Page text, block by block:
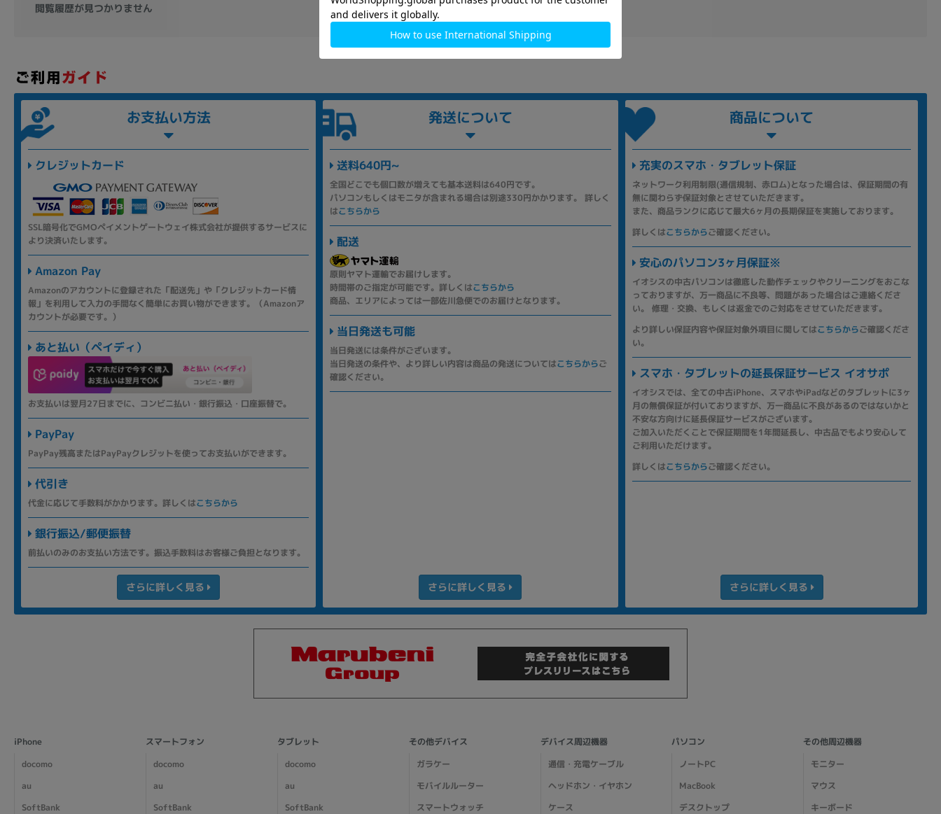
閲覧履歴が見つかりません
お支払い方法
クレジットカード
SSL暗号化でGMOペイメントゲートウェイ株式会社が提供するサービスに
より決済いたします。
Amazon Pay
Amazonのアカウントに登録された「配送先」や「クレジットカード情
報」を利用して入力の手間なく簡単にお買い物ができます。（Amazonア
カウントが必要です。）
あと払い（ペイディ）
お支払いは翌月27日までに、コンビニ払い・銀行振込・口座振替で。
PayPay
PayPay残高またはPayPayクレジットを使ってお支払いができます。
代引き
代金に応じて手数料がかかります。詳しくはこちらから
銀行振込/郵便振替
前払いのみのお支払い方法です。振込手数料はお客様ご負担となります。
さらに詳しく見る
発送について
送料640円~
全国どこでも個口数が増えても基本送料は640円です。
パソコンもしくはモニタが含まれる場合は別途330円かかります。 詳しく
はこちらから
配送
原則ヤマト運輸でお届けします。
時間帯のご指定が可能です。詳しくはこちらから
商品、エリアによっては一部佐川急便でのお届けとなります。
当日発送も可能
当日発送には条件がございます。
当日発送の条件や、より詳しい内容は商品の発送についてはこちらからご
確認ください。
さらに詳しく見る
商品について
充実のスマホ・タブレット保証
ネットワーク利用制限(通信規制、赤ロム)となった場合は、保証期間の有
無に関わらず保証対象とさせていただきます。
また、商品ランクに応じて最大6ヶ月の長期保証を実施しております。
詳しくはこちらからご確認ください。
安心のパソコン3ヶ月保証※
イオシスの中古パソコンは徹底した動作チェックやクリーニングをおこな
っておりますが、万一商品に不良等、問題があった場合はご連絡くださ
い。 修理・交換、もしくは返金でのご対応をさせていただきます。
より詳しい保証内容や保証対象外項目に関してはこちらからご確認くださ
い。
スマホ・タブレットの延長保証サービス イオサポ
イオシスでは、全ての中古iPhone、スマホやiPadなどのタブレットに3ヶ
月の無償保証が付いておりますが、万一商品に不良があるのではないかと
不安な方向けに延長保証サービスがございます。
ご加入いただくことで保証期間を1年間延長し、中古品でもより安心して
ご利用いただけます。
詳しくはこちらからご確認ください。
さらに詳しく見る
iPhone
docomo
au
SoftBank
スマートフォン
docomo
au
SoftBank
タブレット
docomo
au
SoftBank
その他デバイス
ガラケー
モバイルルーター
スマートウォッチ
デバイス周辺機器
通信・充電ケーブル
ヘッドホン・イヤホン
ケース
パソコン
ノートPC
MacBook
デスクトップ
その他周辺機器
モニター
マウス
キーボード
商品検索